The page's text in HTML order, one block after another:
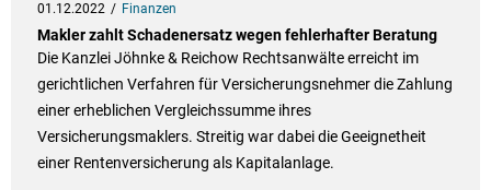
01.12.2022 Finanzen
Makler zahlt Schadenersatz wegen fehlerhafter Beratung
Die Kanzlei Jöhnke & Reichow Rechtsanwälte erreicht im
gerichtlichen Verfahren für Versicherungsnehmer die Zahlung
einer erheblichen Vergleichssumme ihres
Versicherungsmaklers. Streitig war dabei die Geeignetheit
einer Rentenversicherung als Kapitalanlage.